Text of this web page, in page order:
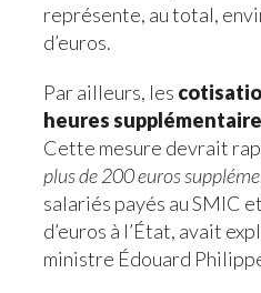
représente, au total,
d’euros.
Par ailleurs, les
heures
Cette mesure devrait
plus de 200 euros
salariés payés au SMIC
d’euros à l’État, avait
ministre Édouard